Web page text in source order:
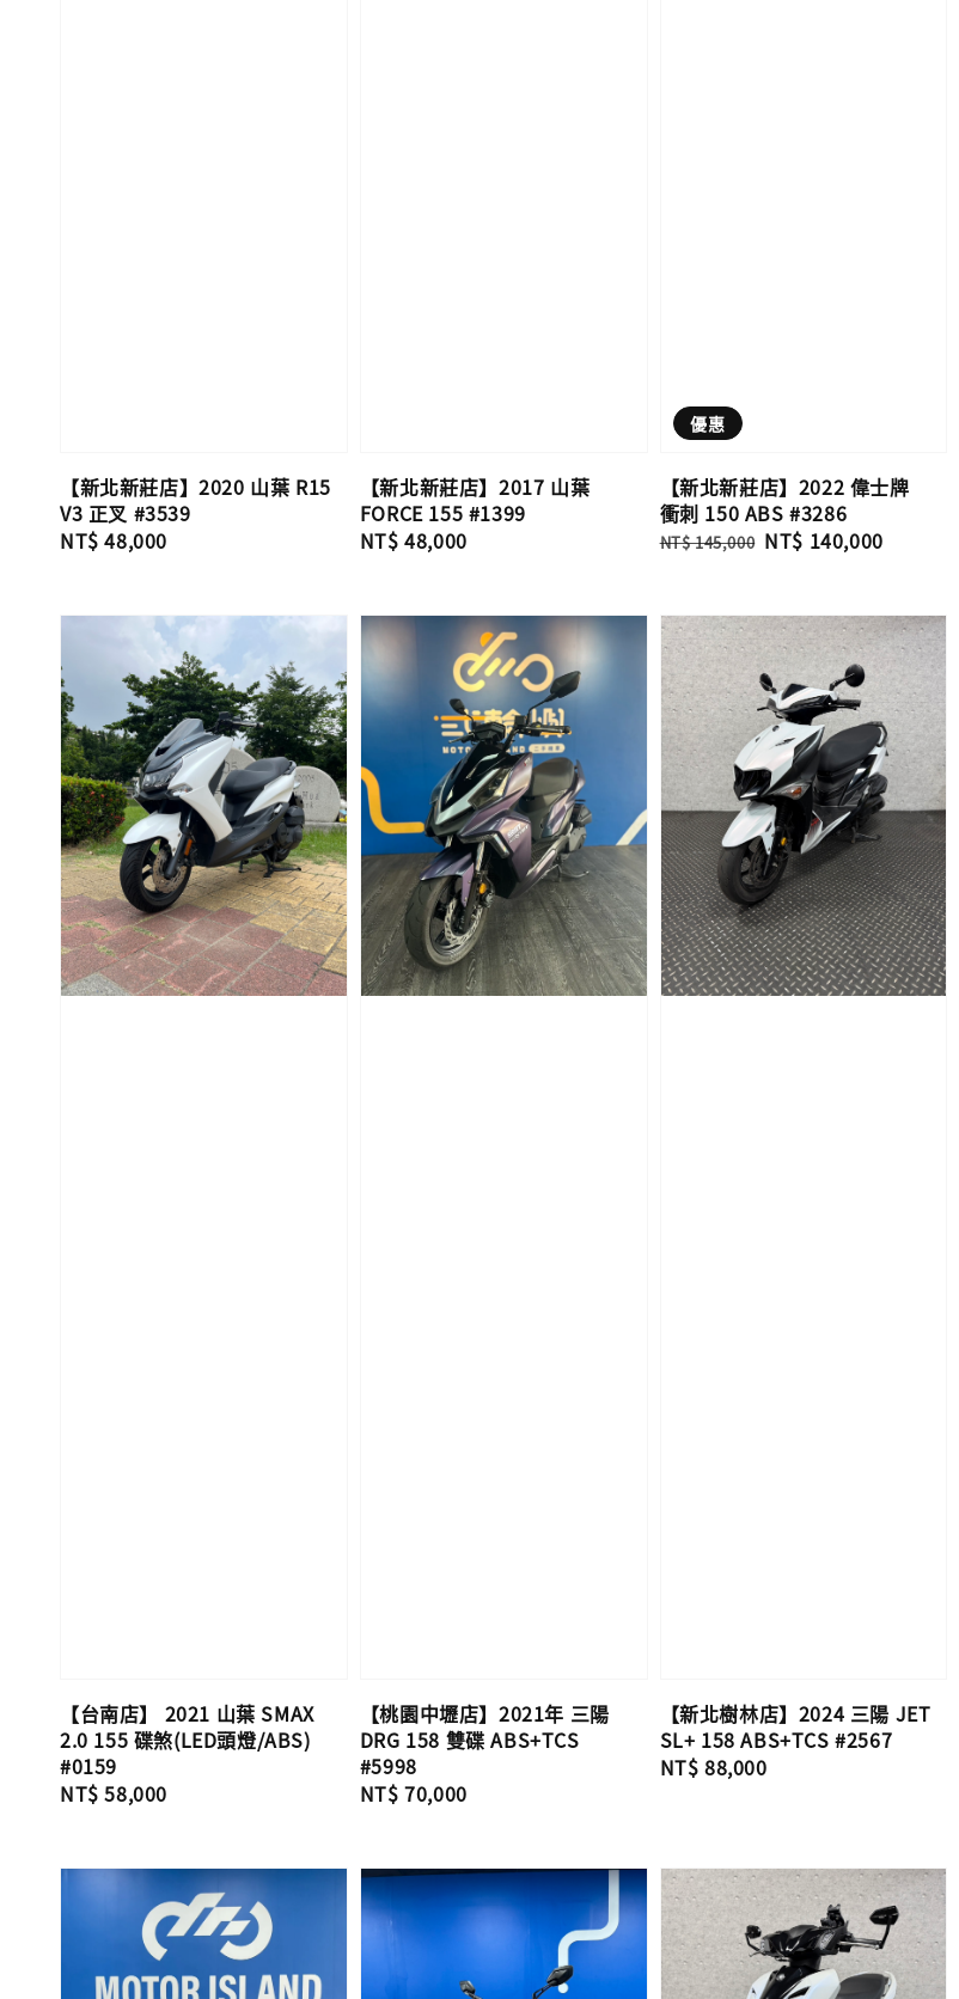
【新北新莊店】2020 山葉 R15
V3 正叉 #3539
Regular
NT$ 48,000
【新北新莊店】2017 山葉
FORCE 155 #1399
Regular
NT$ 48,000
優惠
【新北新莊店】2022 偉士牌
衝刺 150 ABS #3286
Regular
NT$ 145,000 Sale
NT$ 140,000
【台南店】 2021 山葉 SMAX
2.0 155 碟煞(LED頭燈/ABS)
#0159
Regular
NT$ 58,000
【桃園中壢店】2021年 三陽
DRG 158 雙碟 ABS+TCS
#5998
Regular
NT$ 70,000
【新北樹林店】2024 三陽 JET
SL+ 158 ABS+TCS #2567
Regular
NT$ 88,000